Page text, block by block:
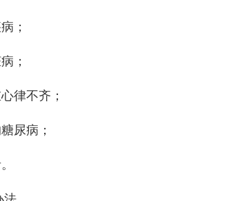
；
；
律不齐；
尿病；